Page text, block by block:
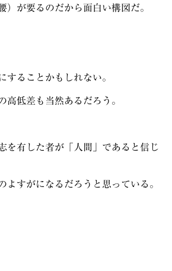
が要るのだから面白い構図だ。
ることかもしれない。
高低差も当然あるだろう。
を有した者が「人間」であると信じ
すがになるだろうと思っている。